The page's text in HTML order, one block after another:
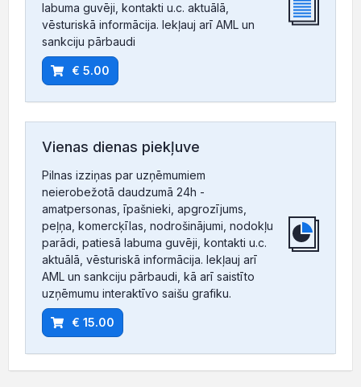
labuma guvēji, kontakti u.c. aktuālā,
vēsturiskā informācija. Iekļauj arī AML un
sankciju pārbaudi
€ 5.00
Vienas dienas piekļuve
Pilnas izziņas par uzņēmumiem
neierobežotā daudzumā 24h -
amatpersonas, īpašnieki, apgrozījums,
peļņa, komercķīlas, nodrošinājumi, nodokļu
parādi, patiesā labuma guvēji, kontakti u.c.
aktuālā, vēsturiskā informācija. Iekļauj arī
AML un sankciju pārbaudi, kā arī saistīto
uzņēmumu interaktīvo saišu grafiku.
€ 15.00